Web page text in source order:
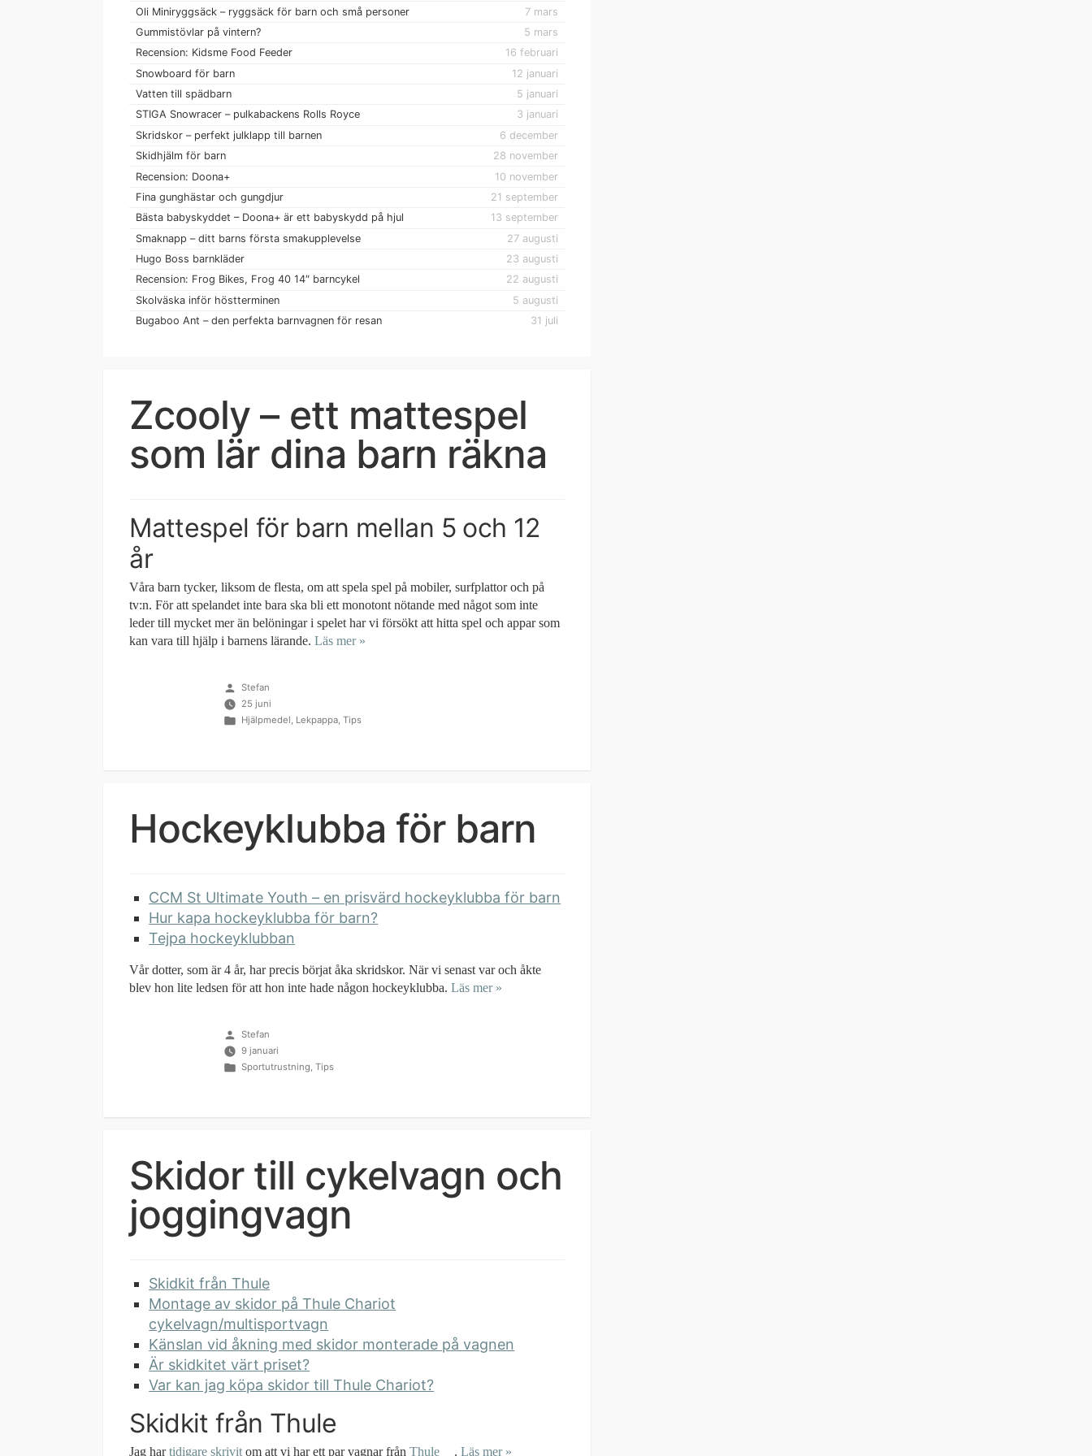
Oli Miniryggsäck – ryggsäck för barn och små personer
7 mars
Gummistövlar på vintern?
5 mars
Recension: Kidsme Food Feeder
16 februari
Snowboard för barn
12 januari
Vatten till spädbarn
5 januari
STIGA Snowracer – pulkabackens Rolls Royce
3 januari
Skridskor – perfekt julklapp till barnen
6 december
Skidhjälm för barn
28 november
Recension: Doona+
10 november
Fina gunghästar och gungdjur
21 september
Bästa babyskyddet – Doona+ är ett babyskydd på hjul
13 september
Smaknapp – ditt barns första smakupplevelse
27 augusti
Hugo Boss barnkläder
23 augusti
Recension: Frog Bikes, Frog 40 14″ barncykel
22 augusti
Skolväska inför höstterminen
5 augusti
Bugaboo Ant – den perfekta barnvagnen för resan
31 juli
Zcooly – ett mattespel
som lär dina barn räkna
Mattespel för barn mellan 5 och 12
år
Våra barn tycker, liksom de flesta, om att spela spel på mobiler, surfplattor och på
tv:n. För att spelandet inte bara ska bli ett monotont nötande med något som inte
leder till mycket mer än belöningar i spelet har vi försökt att hitta spel och appar som
kan vara till hjälp i barnens lärande.Läs mer »
Publicerat
av
Stefan
25 juni
Publicerat
Hjälpmedel, Lekpappa, Tips
Hockeyklubba för barn
CCM St Ultimate Youth – en prisvärd hockeyklubba för barn
Hur kapa hockeyklubba för barn?
Tejpa hockeyklubban
Vår dotter, som är 4 år, har precis börjat åka skridskor. När vi senast var och åkte
blev hon lite ledsen för att hon inte hade någon hockeyklubba.Läs mer »
Publicerat
av
Stefan
9 januari
Publicerat
Sportutrustning, Tips
Skidor till cykelvagn och
joggingvagn
Skidkit från Thule
Montage av skidor på Thule Chariot
cykelvagn/multisportvagn
Känslan vid åkning med skidor monterade på vagnen
Är skidkitet värt priset?
Var kan jag köpa skidor till Thule Chariot?
Skidkit från Thule
Jag hartidigare skrivitom att vi har ett par vagnar frånThule . Läs mer »